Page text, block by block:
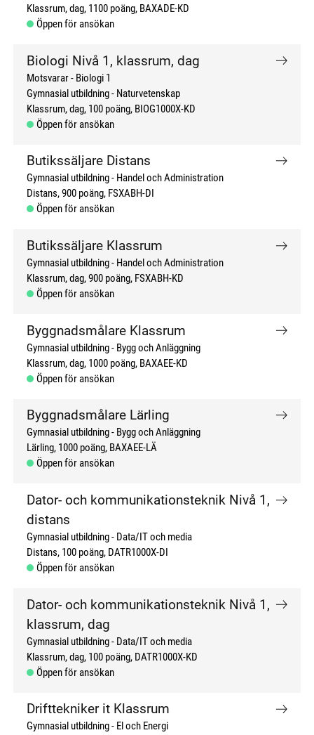
Klassrum, dag 1100 poäng BAXADE-KD
Öppen för ansökan
Biologi Nivå 1, klassrum, dag
Motsvarar - Biologi 1
Gymnasial utbildning
Naturvetenskap
Klassrum, dag 100 poäng BIOG1000X-KD
Öppen för ansökan
Butikssäljare Distans
Gymnasial utbildning
Handel och Administration
Distans 900 poäng FSXABH-DI
Öppen för ansökan
Butikssäljare Klassrum
Gymnasial utbildning
Handel och Administration
Klassrum, dag 900 poäng FSXABH-KD
Öppen för ansökan
Byggnadsmålare Klassrum
Gymnasial utbildning
Bygg och Anläggning
Klassrum, dag 1000 poäng BAXAEE-KD
Öppen för ansökan
Byggnadsmålare Lärling
Gymnasial utbildning
Bygg och Anläggning
Lärling 1000 poäng BAXAEE-LÄ
Öppen för ansökan
Dator- och kommunikationsteknik Nivå 1,
distans
Gymnasial utbildning
Data/IT och media
Distans 100 poäng DATR1000X-DI
Öppen för ansökan
Dator- och kommunikationsteknik Nivå 1,
klassrum, dag
Gymnasial utbildning
Data/IT och media
Klassrum, dag 100 poäng DATR1000X-KD
Öppen för ansökan
Drifttekniker it Klassrum
Gymnasial utbildning
El och Energi